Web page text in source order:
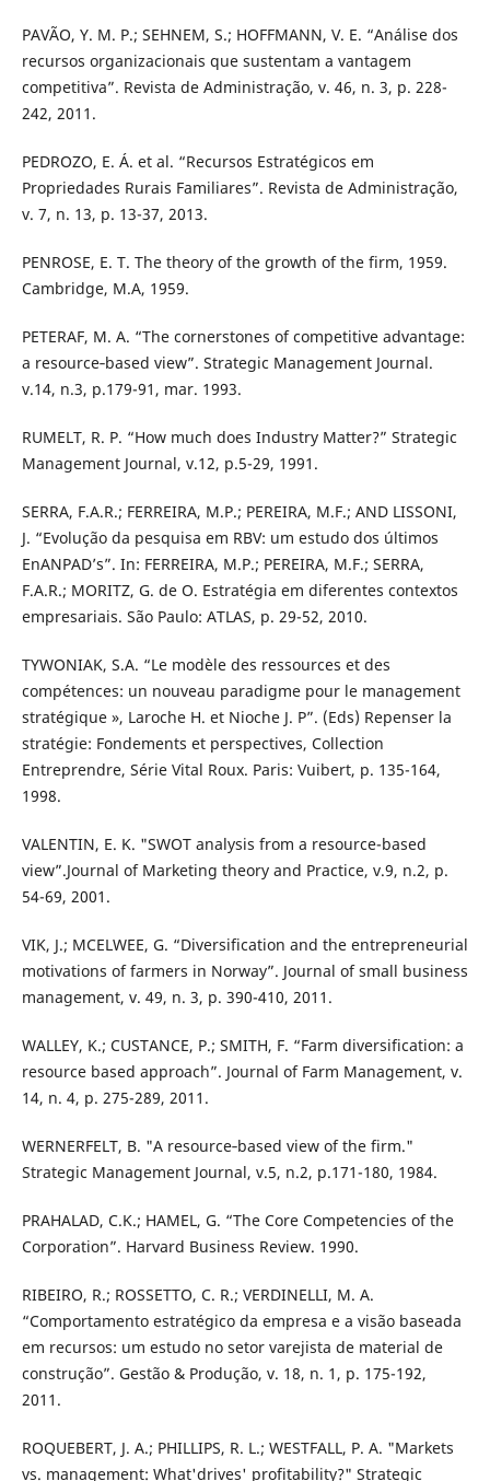
PAVÃO, Y. M. P.; SEHNEM, S.; HOFFMANN, V. E. “Análise dos
recursos organizacionais que sustentam a vantagem
competitiva”. Revista de Administração, v. 46, n. 3, p. 228-
242, 2011.
PEDROZO, E. Á. et al. “Recursos Estratégicos em
Propriedades Rurais Familiares”. Revista de Administração,
v. 7, n. 13, p. 13-37, 2013.
PENROSE, E. T. The theory of the growth of the firm, 1959.
Cambridge, M.A, 1959.
PETERAF, M. A. “The cornerstones of competitive advantage:
a resource‐based view”. Strategic Management Journal.
v.14, n.3, p.179-91, mar. 1993.
RUMELT, R. P. “How much does Industry Matter?” Strategic
Management Journal, v.12, p.5-29, 1991.
SERRA, F.A.R.; FERREIRA, M.P.; PEREIRA, M.F.; AND LISSONI,
J. “Evolução da pesquisa em RBV: um estudo dos últimos
EnANPAD’s”. In: FERREIRA, M.P.; PEREIRA, M.F.; SERRA,
F.A.R.; MORITZ, G. de O. Estratégia em diferentes contextos
empresariais. São Paulo: ATLAS, p. 29-52, 2010.
TYWONIAK, S.A. “Le modèle des ressources et des
compétences: un nouveau paradigme pour le management
stratégique », Laroche H. et Nioche J. P”. (Eds) Repenser la
stratégie: Fondements et perspectives, Collection
Entreprendre, Série Vital Roux. Paris: Vuibert, p. 135-164,
1998.
VALENTIN, E. K. "SWOT analysis from a resource-based
view”.Journal of Marketing theory and Practice, v.9, n.2, p.
54-69, 2001.
VIK, J.; MCELWEE, G. “Diversification and the entrepreneurial
motivations of farmers in Norway”. Journal of small business
management, v. 49, n. 3, p. 390-410, 2011.
WALLEY, K.; CUSTANCE, P.; SMITH, F. “Farm diversification: a
resource based approach”. Journal of Farm Management, v.
14, n. 4, p. 275-289, 2011.
WERNERFELT, B. "A resource‐based view of the firm."
Strategic Management Journal, v.5, n.2, p.171-180, 1984.
PRAHALAD, C.K.; HAMEL, G. “The Core Competencies of the
Corporation”. Harvard Business Review. 1990.
RIBEIRO, R.; ROSSETTO, C. R.; VERDINELLI, M. A.
“Comportamento estratégico da empresa e a visão baseada
em recursos: um estudo no setor varejista de material de
construção”. Gestão & Produção, v. 18, n. 1, p. 175-192,
2011.
ROQUEBERT, J. A.; PHILLIPS, R. L.; WESTFALL, P. A. "Markets
vs. management: What'drives' profitability?" Strategic